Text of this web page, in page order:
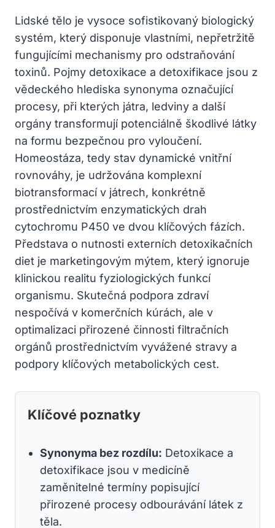
Lidské tělo je vysoce sofistikovaný biologický
systém, který disponuje vlastními, nepřetržitě
fungujícími mechanismy pro odstraňování
toxinů. Pojmy detoxikace a detoxifikace jsou z
vědeckého hlediska synonyma označující
procesy, při kterých játra, ledviny a další
orgány transformují potenciálně škodlivé látky
na formu bezpečnou pro vyloučení.
Homeostáza, tedy stav dynamické vnitřní
rovnováhy, je udržována komplexní
biotransformací v játrech, konkrétně
prostřednictvím enzymatických drah
cytochromu P450 ve dvou klíčových fázích.
Představa o nutnosti externích detoxikačních
diet je marketingovým mýtem, který ignoruje
klinickou realitu fyziologických funkcí
organismu. Skutečná podpora zdraví
nespočívá v komerčních kúrách, ale v
optimalizaci přirozené činnosti filtračních
orgánů prostřednictvím vyvážené stravy a
podpory klíčových metabolických cest.
Klíčové poznatky
Synonyma bez rozdílu: Detoxikace a
detoxifikace jsou v medicíně
zaměnitelné termíny popisující
přirozené procesy odbourávání látek z
těla.